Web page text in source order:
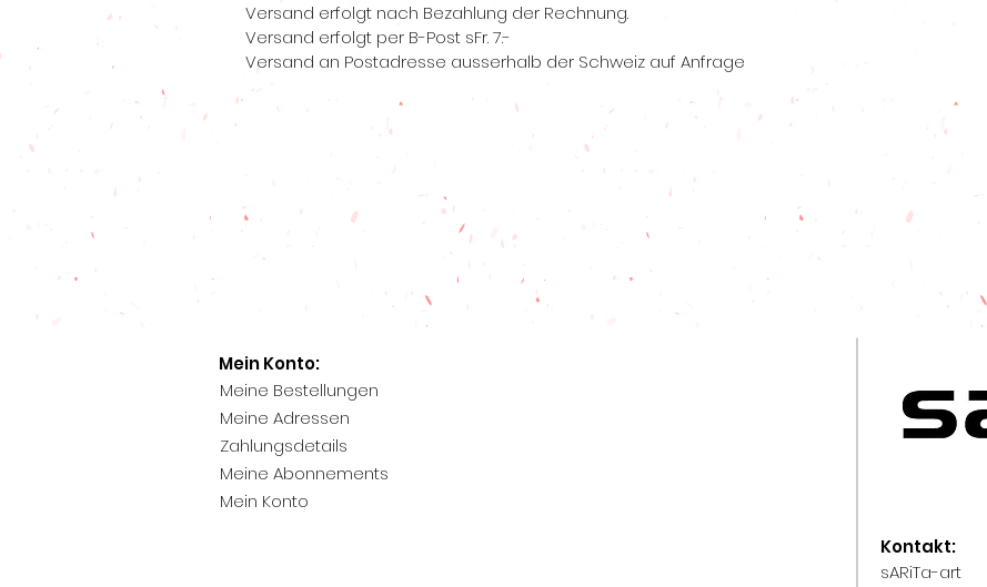
Versand erfolgt nach Bezahlung der Rechnung.
Versand erfolgt per B-Post sFr. 7.-
Versand an Postadresse ausserhalb der Schweiz auf Anfrage
Mein Konto:
Meine Bestellungen
Meine Adressen
Zahlungsdetails
Meine Abonnements
Mein Konto
Kontakt:
sARiTa-art